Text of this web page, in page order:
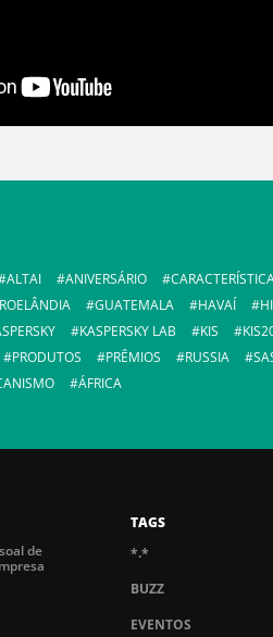
ALTAI ANIVERSÁRIO
GUATEMALA HAVAÍ
KASPERSKY LAB KIS
PRODUTOS PRÊMIOS RUSSIA
ÁFRICA
de
TAGS
*.*
BUZZ
EVENTOS